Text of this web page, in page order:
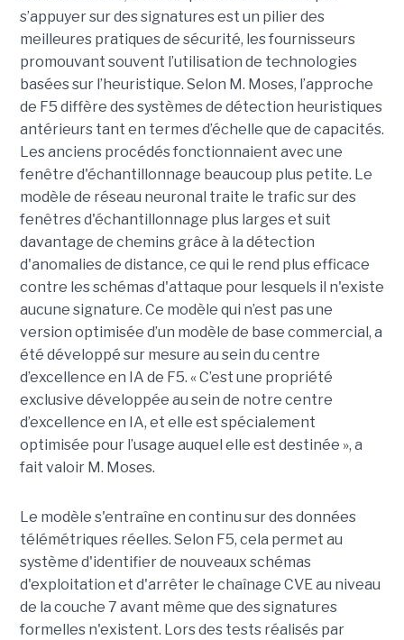
s’appuyer sur des signatures est un pilier des
meilleures pratiques de sécurité, les fournisseurs
promouvant souvent l’utilisation de technologies
basées sur l’heuristique. Selon M. Moses, l’approche
de F5 diffère des systèmes de détection heuristiques
antérieurs tant en termes d’échelle que de capacités.
Les anciens procédés fonctionnaient avec une
fenêtre d'échantillonnage beaucoup plus petite. Le
modèle de réseau neuronal traite le trafic sur des
fenêtres d'échantillonnage plus larges et suit
davantage de chemins grâce à la détection
d'anomalies de distance, ce qui le rend plus efficace
contre les schémas d'attaque pour lesquels il n'existe
aucune signature. Ce modèle qui n’est pas une
version optimisée d’un modèle de base commercial, a
été développé sur mesure au sein du centre
d’excellence en IA de F5. « C’est une propriété
exclusive développée au sein de notre centre
d’excellence en IA, et elle est spécialement
optimisée pour l’usage auquel elle est destinée », a
fait valoir M. Moses.
Le modèle s'entraîne en continu sur des données
télémétriques réelles. Selon F5, cela permet au
système d'identifier de nouveaux schémas
d'exploitation et d'arrêter le chaînage CVE au niveau
de la couche 7 avant même que des signatures
formelles n'existent. Lors des tests réalisés par